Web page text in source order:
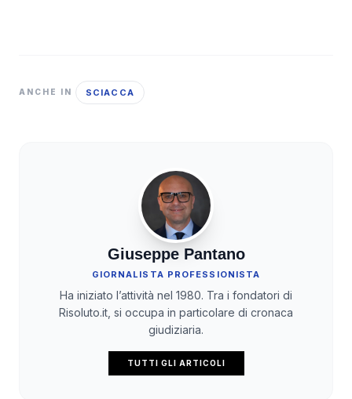
ANCHE IN SCIACCA
Giuseppe Pantano
GIORNALISTA PROFESSIONISTA
Ha iniziato l’attività nel 1980. Tra i fondatori di
Risoluto.it, si occupa in particolare di cronaca
giudiziaria.
TUTTI GLI ARTICOLI